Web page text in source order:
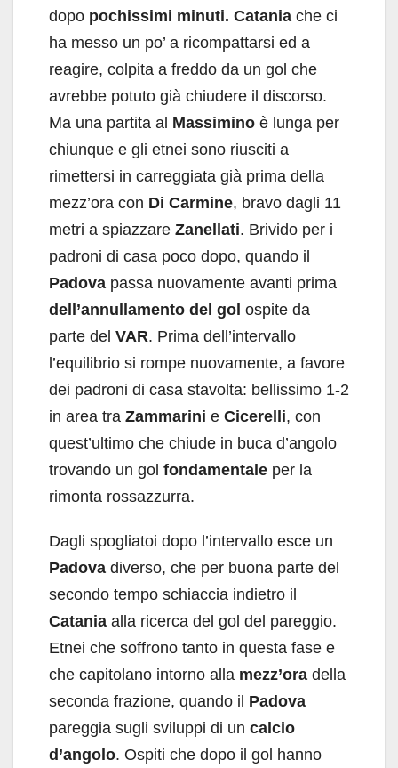
dopo pochissimi minuti. Catania che ci
ha messo un po’ a ricompattarsi ed a
reagire, colpita a freddo da un gol che
avrebbe potuto già chiudere il discorso.
Ma una partita al Massimino è lunga per
chiunque e gli etnei sono riusciti a
rimettersi in carreggiata già prima della
mezz’ora con Di Carmine, bravo dagli 11
metri a spiazzare Zanellati. Brivido per i
padroni di casa poco dopo, quando il
Padova passa nuovamente avanti prima
dell’annullamento del gol ospite da
parte del VAR. Prima dell’intervallo
l’equilibrio si rompe nuovamente, a favore
dei padroni di casa stavolta: bellissimo 1-2
in area tra Zammarini e Cicerelli, con
quest’ultimo che chiude in buca d’angolo
trovando un gol fondamentale per la
rimonta rossazzurra.
Dagli spogliatoi dopo l’intervallo esce un
Padova diverso, che per buona parte del
secondo tempo schiaccia indietro il
Catania alla ricerca del gol del pareggio.
Etnei che soffrono tanto in questa fase e
che capitolano intorno alla mezz’ora della
seconda frazione, quando il Padova
pareggia sugli sviluppi di un calcio
d’angolo. Ospiti che dopo il gol hanno